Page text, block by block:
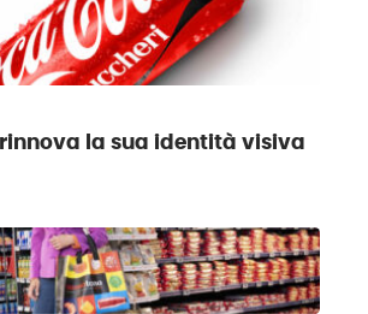
la sua identità visiva